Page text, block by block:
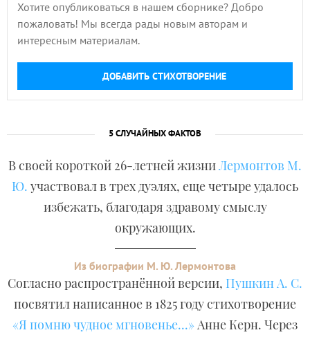
Хотите опубликоваться в нашем сборнике? Добро
пожаловать! Мы всегда рады новым авторам и
интересным материалам.
ДОБАВИТЬ СТИХОТВОРЕНИЕ
5 СЛУЧАЙНЫХ ФАКТОВ
В своей короткой 26-летней жизниЛермонтов М.
Ю. участвовал в трех дуэлях, еще четыре удалось
избежать, благодаря здравому смыслу
окружающих.
Из биографии М. Ю. Лермонтова
Согласно распространённой версии, Пушкин А. С.
посвятил написанное в 1825 году стихотворение
«Я помню чудное мгновенье...»Анне Керн. Через